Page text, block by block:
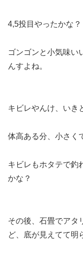
4,5投目やったかな？
ゴンゴンと小気味い
んすよね。
キビレやんけ、いき
体高ある分、小さく
キビレもホタテで釣
かな？
その後、石畳でアタ
ど、底が見えてて明